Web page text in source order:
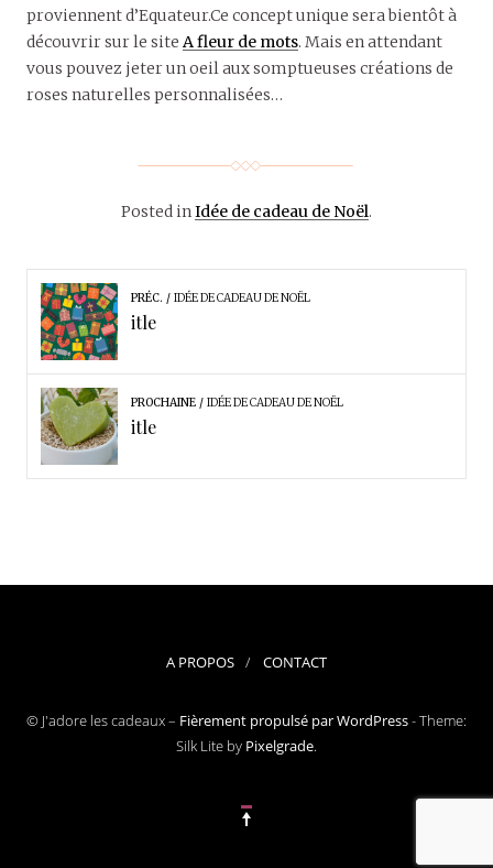
proviennent d’Equateur.Ce concept unique sera bientôt à
découvrir sur le site A fleur de mots. Mais en attendant
vous pouvez jeter un oeil aux somptueuses créations de
roses naturelles personnalisées…
Posted inIdée de cadeau de Noël.
PRÉC. IDÉE DE CADEAU DE NOËL
itle
PROCHAINE IDÉE DE CADEAU DE NOËL
itle
A PROPOS CONTACT
© J'adore les cadeaux – Fièrement propulsé par WordPress-Theme:
Silk Lite by Pixelgrade.